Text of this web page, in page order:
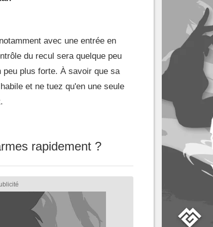
avec une entrée en
du recul sera quelque peu
plus forte. À savoir que sa
et ne tuez qu'en une seule
rapidement ?